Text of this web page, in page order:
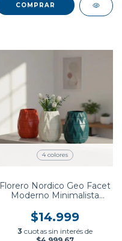
COMPRAR
4 colores
Florero Nordico Geo Facet
Moderno Minimalista
$14.999
3 cuotas sin interés de